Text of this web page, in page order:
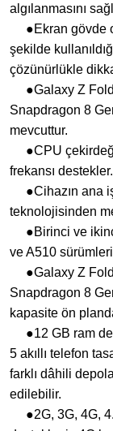
algılanmasını
●Ekran gövde
şekilde
çözünürlükle
●Galaxy Z Fold
Snapdragon 8
mevcuttur.
●CPU çekirdeği
frekansı destekler.
●Cihazın ana
teknolojisinden
●Birinci ve
ve A510 sürümleri
●Galaxy Z Fold
Snapdragon 8
kapasite ön
●12 GB ram
5 akıllı telefon
farklı dâhili
edilebilir.
●2G, 3G, 4G,